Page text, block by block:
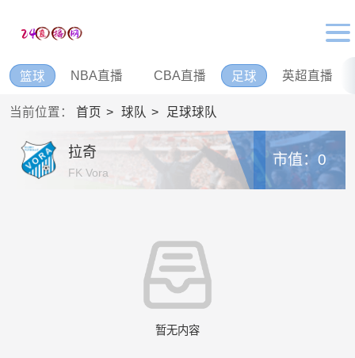
篮球 NBA直播 CBA直播 足球 英超直播
当前位置： 首页 球队 足球球队
拉奇
FK Vora
市值：0
暂无内容